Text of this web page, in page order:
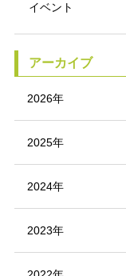
イベント
アーカイブ
2026年
2025年
2024年
2023年